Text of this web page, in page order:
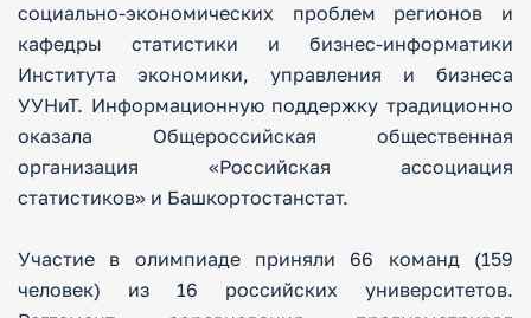
социально-экономических проблем регионов и
кафедры статистики и бизнес-информатики
Института экономики, управления и бизнеса
УУНиТ. Информационную поддержку традиционно
оказала Общероссийская общественная
организация «Российская ассоциация
статистиков» и Башкортостанстат.
Участие в олимпиаде приняли 66 команд (159
человек) из 16 российских университетов.